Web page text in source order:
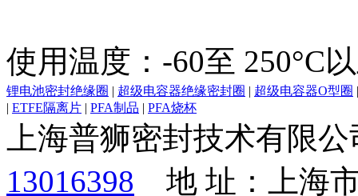
使用温度：-60至 250°C
锂电池密封绝缘圈 | 超级电容器绝缘密封圈 | 超级电容器O型圈
| ETFE隔离片 | PFA制品 | PFA烧杯
上海普狮密封技术有限
13016398 地 址：上海